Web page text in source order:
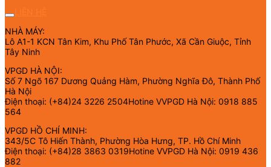
NHÀ MÁY:
Lô A1-1 KCN Tân Kim, Khu Phố Tân Phước, Xã Cần Giuộc, Tỉnh
Tây Ninh
VPGD HÀ NỘI:
Số 7 Ngõ 167 Dương Quảng Hàm, Phường Nghĩa Đô, Thành Phố
Hà Nội
Điện thoại: (+84)24 3226 2504Hotine VVPGD Hà Nội: 0918 885
564
VPGD HỒ CHÍ MINH:
343/5C Tô Hiến Thành, Phường Hòa Hưng, TP. Hồ Chí Minh
Điện thoại: (+84)28 3863 0319Hotine VVPGD Hà Nội: 0919 436
882